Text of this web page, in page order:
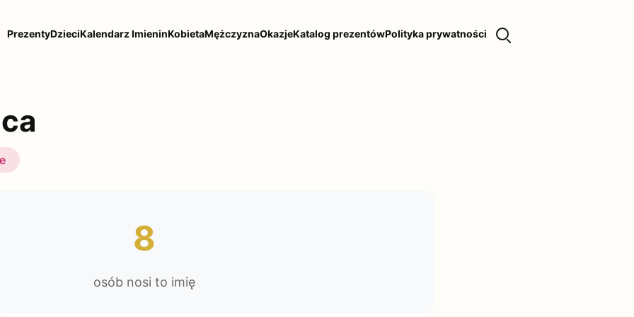
PrezentyDzieciKalendarz ImieninKobietaMężczyznaOkazjeKatalog prezentówPolityka prywatności
8
osób nosi to imię